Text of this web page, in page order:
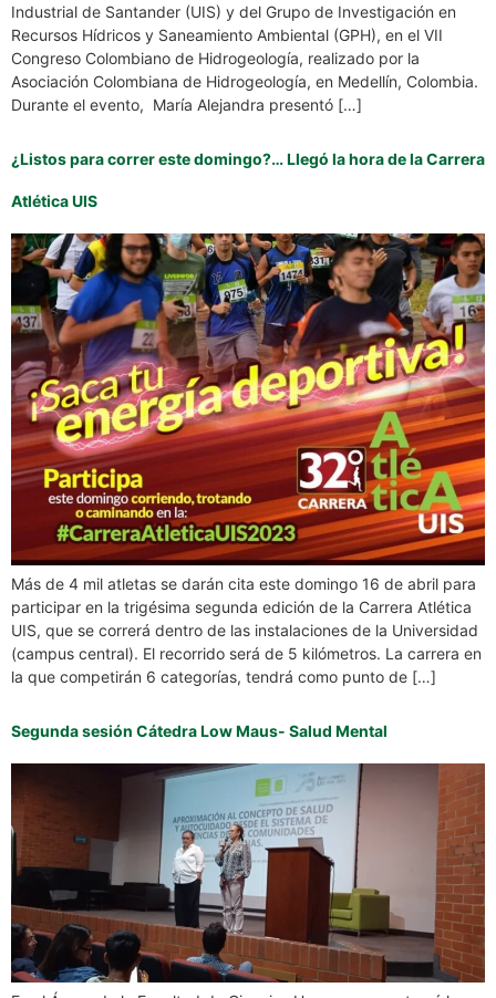
Industrial de Santander (UIS) y del Grupo de Investigación en
Recursos Hídricos y Saneamiento Ambiental (GPH), en el VII
Congreso Colombiano de Hidrogeología, realizado por la
Asociación Colombiana de Hidrogeología, en Medellín, Colombia.
Durante el evento, María Alejandra presentó […]
¿Listos para correr este domingo?… Llegó la hora de la Carrera
Atlética UIS
Más de 4 mil atletas se darán cita este domingo 16 de abril para
participar en la trigésima segunda edición de la Carrera Atlética
UIS, que se correrá dentro de las instalaciones de la Universidad
(campus central). El recorrido será de 5 kilómetros. La carrera en
la que competirán 6 categorías, tendrá como punto de […]
Segunda sesión Cátedra Low Maus- Salud Mental